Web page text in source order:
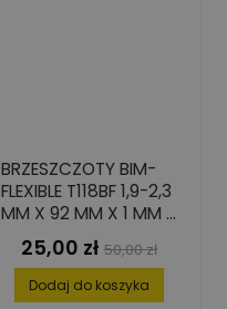
BRZESZCZOTY BIM-
FLEXIBLE T118BF 1,9-2,3
MM X 92 MM X 1 MM -
5 SZT.
Cena
25,00 zł Cena
podstawowa
50,00 zł
Dodaj do koszyka